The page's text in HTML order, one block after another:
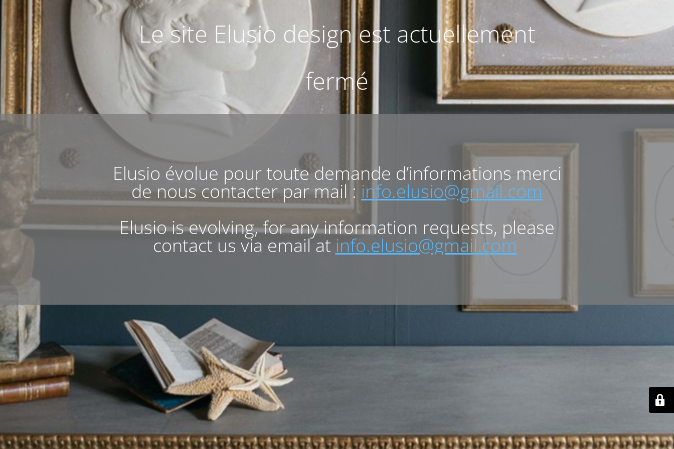
Le site Elusio design est actuellement
fermé
Elusio évolue pour toute demande d’informations merci
de nous contacter par mail : info.elusio@gmail.com
Elusio is evolving, for any information requests, please
contact us via email at info.elusio@gmail.com